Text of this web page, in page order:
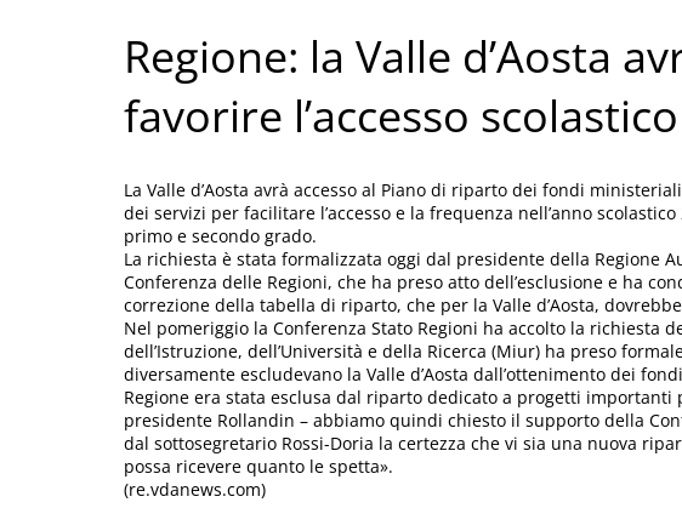
Regione: la Valle d’Aosta
favorire l’accesso scolastico
La Valle d’Aosta avrà accesso al Piano di riparto dei fondi
dei servizi per facilitare l’accesso e la frequenza nell’anno
primo e secondo grado.
La richiesta è stata formalizzata oggi dal presidente della Regione
Conferenza delle Regioni, che ha preso atto dell’esclusione e ha
correzione della tabella di riparto, che per la Valle d’Aosta,
Nel pomeriggio la Conferenza Stato Regioni ha accolto la richiesta
dell’Istruzione, dell’Università e della Ricerca (Miur) ha preso
diversamente escludevano la Valle d’Aosta dall’ottenimento dei
Regione era stata esclusa dal riparto dedicato a progetti importanti
presidente Rollandin – abbiamo quindi chiesto il supporto della
dal sottosegretario Rossi-Doria la certezza che vi sia una nuova
possa ricevere quanto le spetta».
(re.vdanews.com)